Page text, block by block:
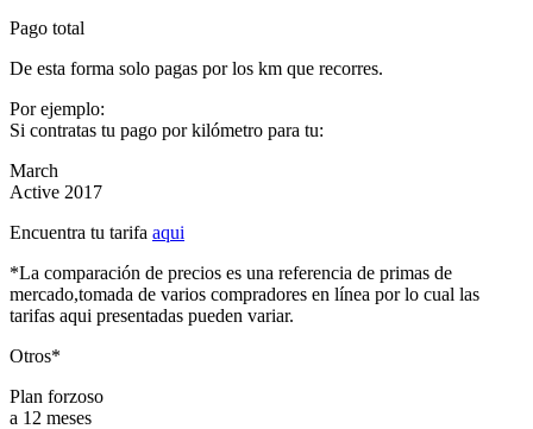
Pago total
De esta forma solo pagas por los km que recorres.
Por ejemplo:
Si contratas tu pago por kilómetro para tu:
March
Active 2017
Encuentra tu tarifa aqui
*La comparación de precios es una referencia de primas de
mercado,tomada de varios compradores en línea por lo cual las
tarifas aqui presentadas pueden variar.
Otros*
Plan forzoso
a 12 meses